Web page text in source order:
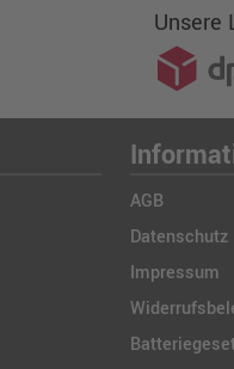
Unsere
AGB
Datenschutz
Impressum